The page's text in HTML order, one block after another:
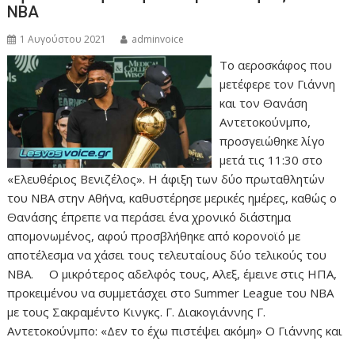
ΝΒΑ
1 Αυγούστου 2021 adminvoice
Το αεροσκάφος που
μετέφερε τον Γιάννη
και τον Θανάση
Αντετοκούνμπο,
προσγειώθηκε λίγο
μετά τις 11:30 στο
«Ελευθέριος Βενιζέλος». Η άφιξη των δύο πρωταθλητών
του ΝΒΑ στην Αθήνα, καθυστέρησε μερικές ημέρες, καθώς ο
Θανάσης έπρεπε να περάσει ένα χρονικό διάστημα
απομονωμένος, αφού προσβλήθηκε από κορονοϊό με
αποτέλεσμα να χάσει τους τελευταίους δύο τελικούς του
ΝΒΑ. Ο μικρότερος αδελφός τους, Αλεξ, έμεινε στις ΗΠΑ,
προκειμένου να συμμετάσχει στο Summer League του ΝΒΑ
με τους Σακραμέντο Κινγκς. Γ. Διακογιάννης Γ.
Aντετοκούνμπο: «Δεν το έχω πιστέψει ακόμη» Ο Γιάννης και